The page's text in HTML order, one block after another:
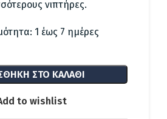
νιπτήρες.
1 έως 7 ημέρες
ΣΤΟ ΚΑΛΆΘΙ
to wishlist